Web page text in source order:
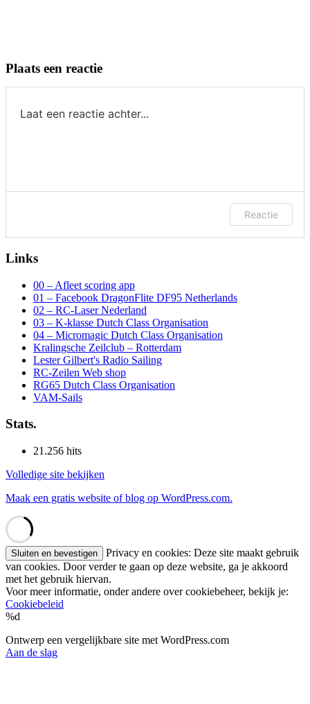
Plaats een reactie
Laat een reactie achter...
Laat een reactie achter. (inloggen optioneel)
Reactie
Links
00 – Afleet scoring app
01 – Facebook DragonFlite DF95 Netherlands
02 – RC-Laser Nederland
03 – K-klasse Dutch Class Organisation
04 – Micromagic Dutch Class Organisation
Kralingsche Zeilclub – Rotterdam
Lester Gilbert's Radio Sailing
RC-Zeilen Web shop
RG65 Dutch Class Organisation
VAM-Sails
Stats.
21.256 hits
Volledige site bekijken
Maak een gratis website of blog op WordPress.com.
Privacy en cookies: Deze site maakt gebruik
van cookies. Door verder te gaan op deze website, ga je akkoord
met het gebruik hiervan.
Voor meer informatie, onder andere over cookiebeheer, bekijk je:
Cookiebeleid
%d
Ontwerp een vergelijkbare site met WordPress.com
Aan de slag